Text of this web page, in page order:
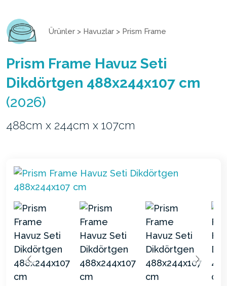
Ürünler > Havuzlar > Prism Frame
Prism Frame Havuz Seti
Dikdörtgen 488x244x107 cm
(2026)
488cm x 244cm x 107cm